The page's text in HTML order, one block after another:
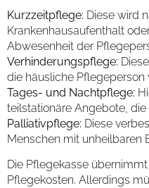
Kurzzeitpflege: Diese wird
Krankenhausaufenthalt
Abwesenheit der
Verhinderungspflege:
die häusliche Pflegeperson
Tages- und Nachtpflege:
teilstationäre Angebote,
Palliativpflege: Diese
Menschen mit unheilbaren
Die Pflegekasse
Pflegekosten. Allerdings